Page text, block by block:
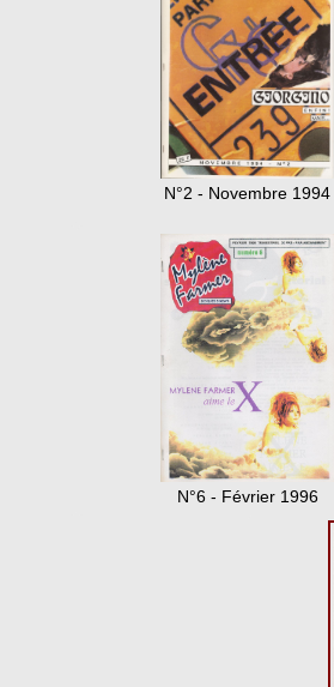
N°2 - Novembre 1994
N°6 - Février 1996